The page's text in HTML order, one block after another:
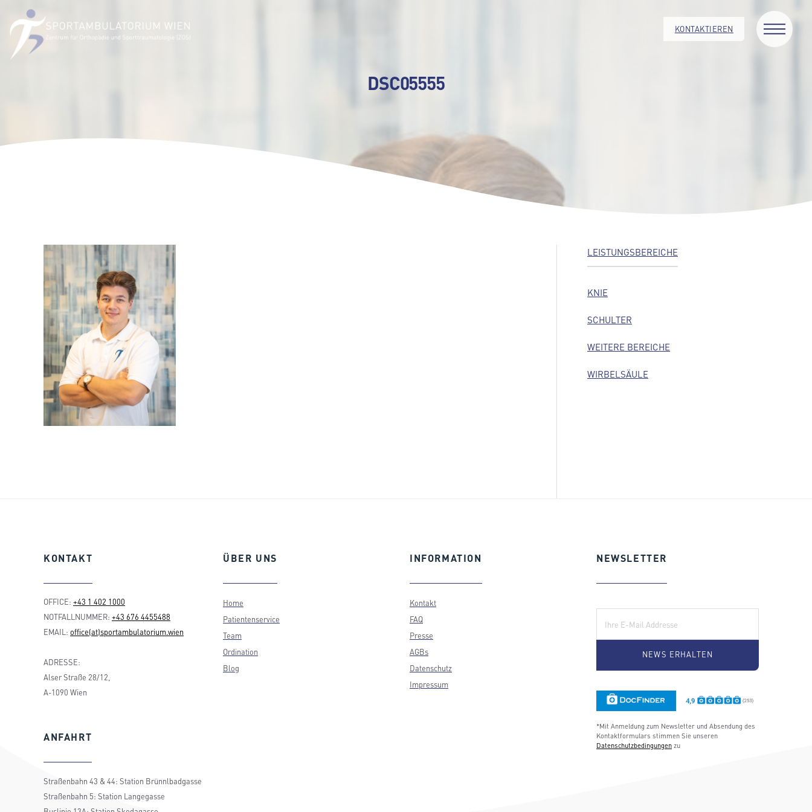
KONTAKTIEREN
DSC05555
LEISTUNGSBEREICHE
KNIE
SCHULTER
WEITERE BEREICHE
WIRBELSÄULE
KONTAKT
OFFICE: +43 1 402 1000
NOTFALLNUMMER: +43 676 4455488
EMAIL: office(at)sportambulatorium.wien
ADRESSE:
Alser Straße 28/12,
A-1090 Wien
ANFAHRT
Straßenbahn 43 & 44: Station Brünnlbadgasse
Straßenbahn 5: Station Langegasse
ÜBER UNS
Home
Patientenservice
Team
Ordination
Blog
INFORMATION
Kontakt
FAQ
Presse
AGBs
Datenschutz
Impressum
NEWSLETTER
*Mit Anmeldung zum Newsletter und Absendung des
Kontaktformulars stimmen Sie unseren
Datenschutzbedingungen zu